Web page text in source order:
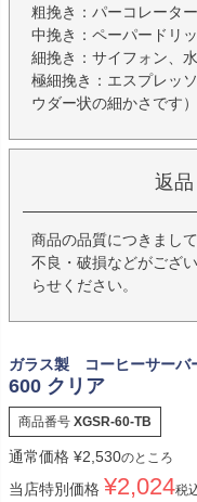
粗挽き：パーコレータ
中挽き：ペーパードリ
細挽き：サイフォン、
極細挽き：エスプレッ
ウダー状の細かさです）
返
商品の品質につきまし
不良・破損などがござ
らせください。
ガラス製 コーヒーサーバ
600 クリア
商品番号 XGSR-60-TB
通常価格 ¥2,530のところ
当店特別価格 ¥2,024税